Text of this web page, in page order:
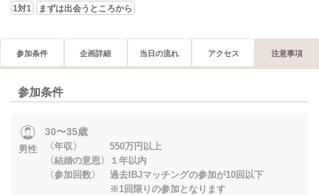
1対1 まずは出会うところから
参加条件 企画詳細 当日の流れ アクセス 注意事項
参加条件
男性
30〜35歳
〈年収〉 550万円以上
〈結婚の意思〉１年以内
〈参加回数〉 過去IBJマッチングの参加が10回以下
※1回限りの参加となります